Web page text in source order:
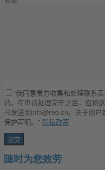
“我同意贵方收集和处理联系
请。在申请处理完毕之后，应将
书发送至info@reo.cn。关于用
保护声明。” 隐私政策
随时为您效劳